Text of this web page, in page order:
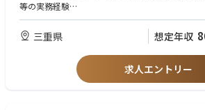
・Linuxベースのサーバ上におけるEIアプリケー
・システムパフォーマンス、ログ、アラートの監
ータ完全性の確保
・社内ソフトウェアチームと連携し、不具合修正
・顧客サイトにおける技術的な一次窓口として対応
等の実務経験
・ロボティクス、オートメーション、または半
2年以上の実務経験
・Linuxシステムに関する知識および経験
（コマンドライン操作、スクリプト、サーバ管
・優れたトラブルシューティング能力および問題
・高いコミュニケーション能力および対人対応力
三重県 想定年収
求人エントリー